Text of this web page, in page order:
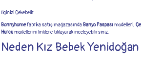
İlginizi Çekebelir
Bonnyhomefabrika satış mağazasındaBanyo Paspasımodelleri,
Hurcumodellerini linklere tıklayarak inceleyebilirsiniz.
Neden Kız Bebek